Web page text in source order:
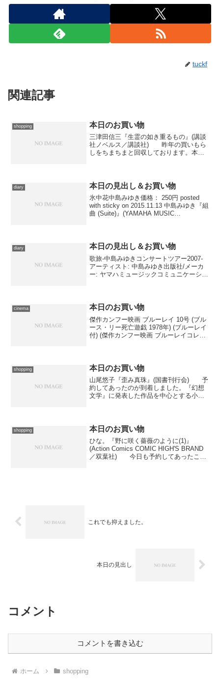
tuckf
関連記事
shopping 本日のお買い物
三津田信三『生霊の如き重るもの』(講談
社ノベルス／講談社) 昨年の買いもら
しをちまちまと回収しております。本日
diary 本日の見出し＆お買い物
氷中花中島みゆき価格： 250円 posted
with sticky on 2015.11.13 中島みゆき『組
曲 (Suite)』(YAMAHA MUSIC
diary 本日の見出し＆お買い物
歌旅-中島みゆきコンサートツアー2007-
アーティスト: 中島みゆき出版社/メーカ
ー: ヤマハミュージックコミュニケーショ
cinema 本日のお買い物
傑作カンフー映画 ブルーレイ 10号 (ブル
ース・リー死亡遊戯 1978年) (ブルーレイ
付) (傑作カンフー映画 ブルーレイコレク
shopping 本日のお買い物
山尾悠子『歪み真珠』(国書刊行会) 予
約してあったのが到着しました。『幻想
文学』に発表した作品を中心とする小説
shopping 本日のお買い物
ひな。『野に咲く薔薇のように(1)』
(Action Comics COMIC HIGH'S BRAND
／双葉社) 今日も予約してあったこれ
これでも抑えました。
本日の見出し
コメント
コメントを書き込む
ホーム shopping